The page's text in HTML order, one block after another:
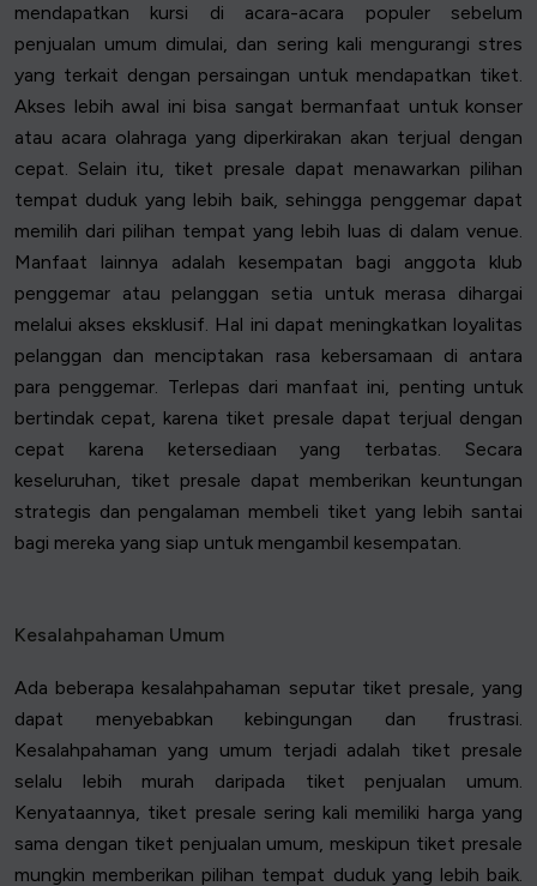
mendapatkan kursi di acara-acara populer sebelum
penjualan umum dimulai, dan sering kali mengurangi stres
yang terkait dengan persaingan untuk mendapatkan tiket.
Akses lebih awal ini bisa sangat bermanfaat untuk konser
atau acara olahraga yang diperkirakan akan terjual dengan
cepat. Selain itu, tiket presale dapat menawarkan pilihan
tempat duduk yang lebih baik, sehingga penggemar dapat
memilih dari pilihan tempat yang lebih luas di dalam venue.
Manfaat lainnya adalah kesempatan bagi anggota klub
penggemar atau pelanggan setia untuk merasa dihargai
melalui akses eksklusif. Hal ini dapat meningkatkan loyalitas
pelanggan dan menciptakan rasa kebersamaan di antara
para penggemar. Terlepas dari manfaat ini, penting untuk
bertindak cepat, karena tiket presale dapat terjual dengan
cepat karena ketersediaan yang terbatas. Secara
keseluruhan, tiket presale dapat memberikan keuntungan
strategis dan pengalaman membeli tiket yang lebih santai
bagi mereka yang siap untuk mengambil kesempatan.
Kesalahpahaman Umum
Ada beberapa kesalahpahaman seputar tiket presale, yang
dapat menyebabkan kebingungan dan frustrasi.
Kesalahpahaman yang umum terjadi adalah tiket presale
selalu lebih murah daripada tiket penjualan umum.
Kenyataannya, tiket presale sering kali memiliki harga yang
sama dengan tiket penjualan umum, meskipun tiket presale
mungkin memberikan pilihan tempat duduk yang lebih baik.